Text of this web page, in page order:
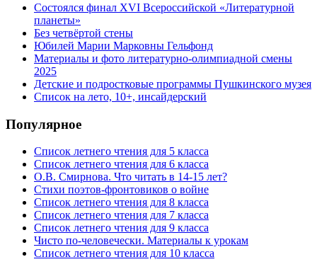
Состоялся финал XVI Всероссийской «Литературной
планеты»
Без четвёртой стены
Юбилей Марии Марковны Гельфонд
Материалы и фото литературно-олимпиадной смены
2025
Детские и подростковые программы Пушкинского музея
Список на лето, 10+, инсайдерский
Популярное
Список летнего чтения для 5 класса
Список летнего чтения для 6 класса
О.В. Смирнова. Что читать в 14-15 лет?
Стихи поэтов-фронтовиков о войне
Список летнего чтения для 8 класса
Список летнего чтения для 7 класса
Список летнего чтения для 9 класса
Чисто по-человечески. Материалы к урокам
Список летнего чтения для 10 класса